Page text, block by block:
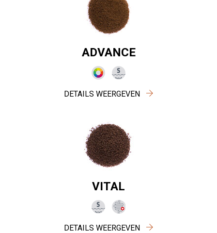
ADVANCE
DETAILS WEERGEVEN
VITAL
DETAILS WEERGEVEN